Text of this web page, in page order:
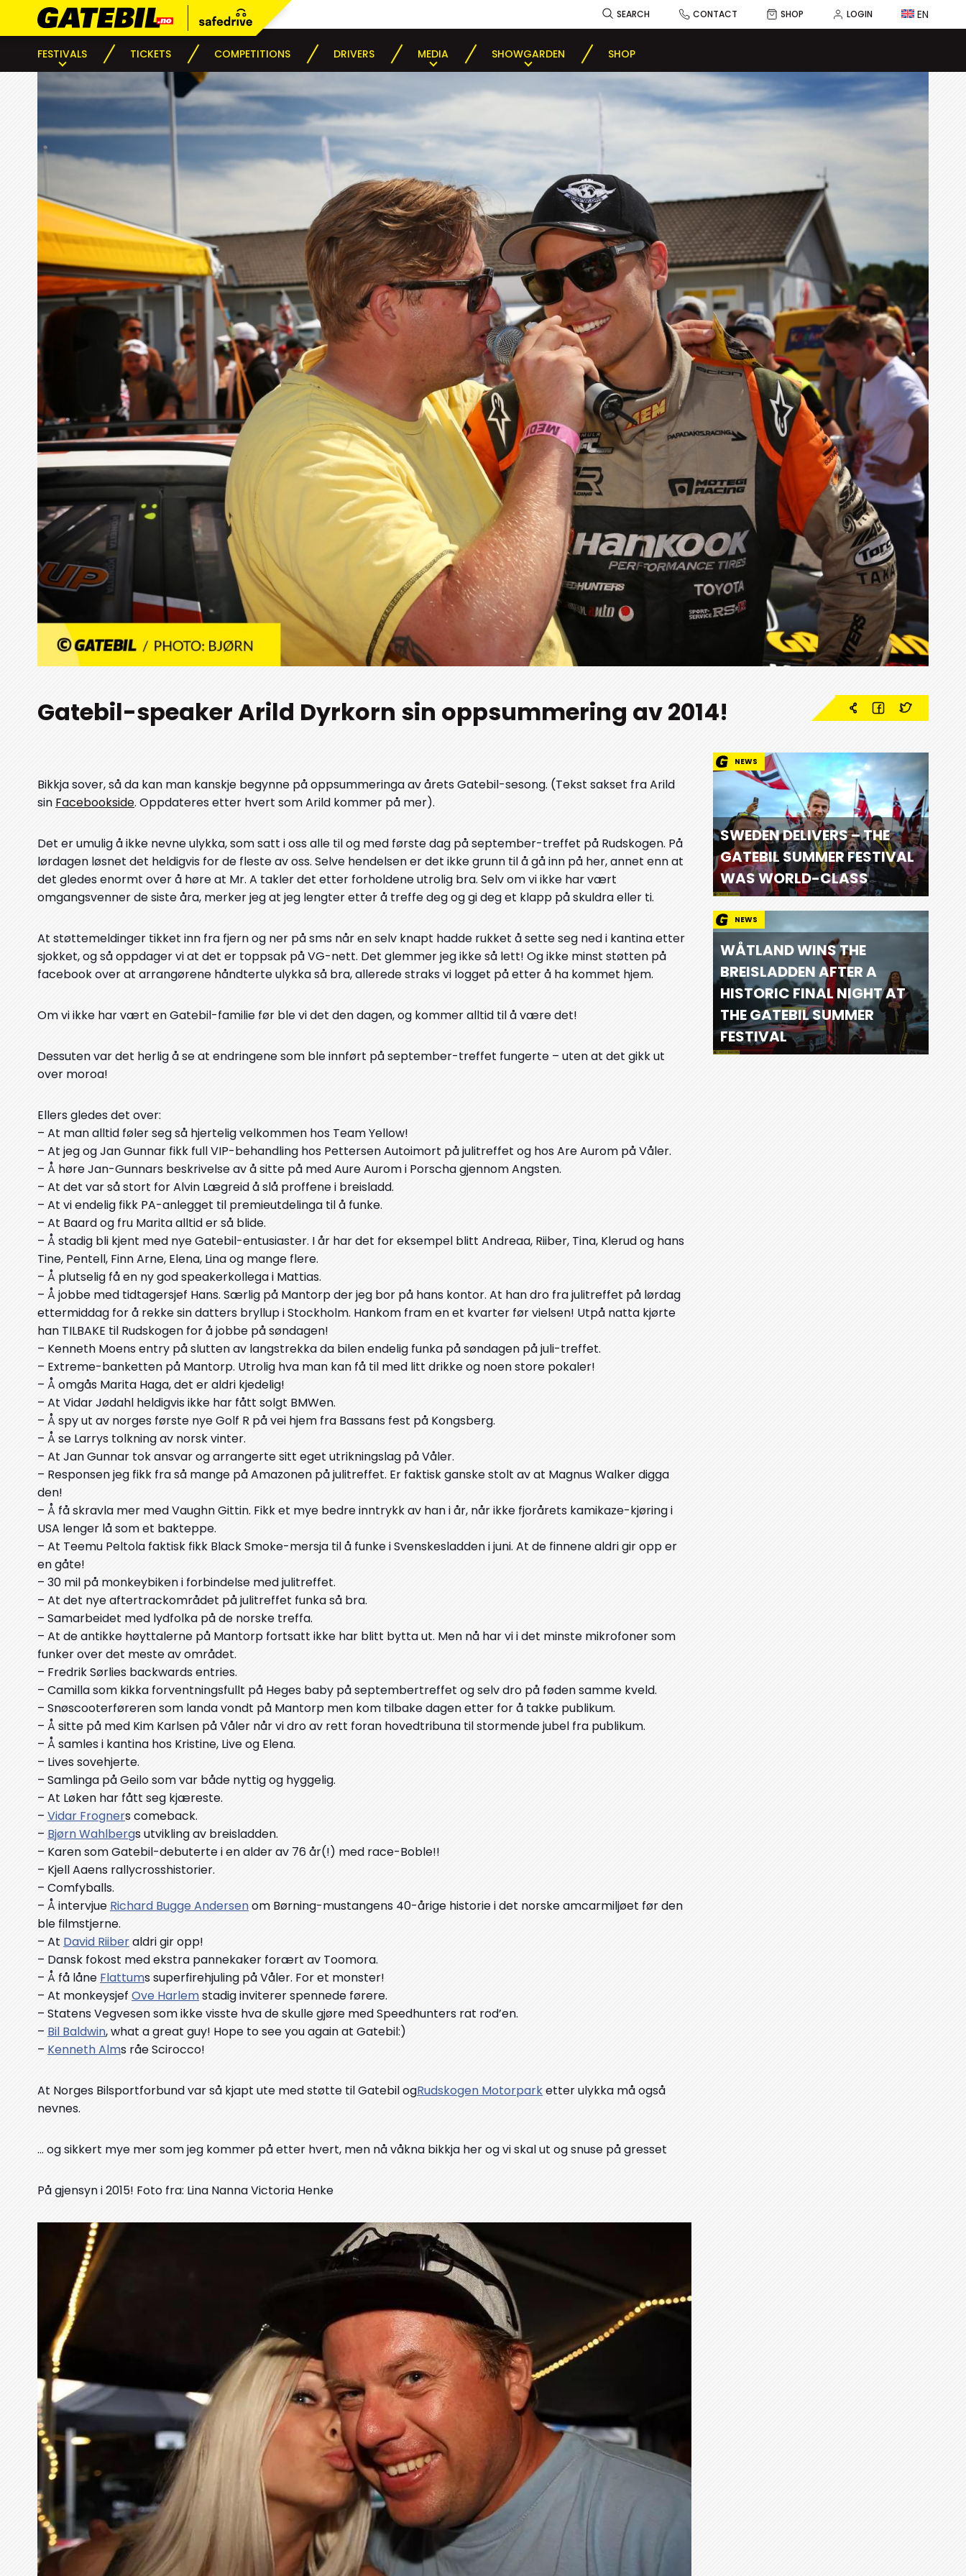
FESTIVALS TICKETS COMPETITIONS DRIVERS MEDIA SHOWGARDEN SHOP
SEARCH CONTACT SHOP LOGIN EN
Gatebil-speaker Arild Dyrkorn sin oppsummering av 2014!
Bikkja sover, så da kan man kanskje begynne på oppsummeringa av årets Gatebil-sesong. (Tekst sakset fra Arild
sin Facebookside. Oppdateres etter hvert som Arild kommer på mer).
Det er umulig å ikke nevne ulykka, som satt i oss alle til og med første dag på september-treffet på Rudskogen. På
lørdagen løsnet det heldigvis for de fleste av oss. Selve hendelsen er det ikke grunn til å gå inn på her, annet enn at
det gledes enormt over å høre at Mr. A takler det etter forholdene utrolig bra. Selv om vi ikke har vært
omgangsvenner de siste åra, merker jeg at jeg lengter etter å treffe deg og gi deg et klapp på skuldra eller ti.
At støttemeldinger tikket inn fra fjern og ner på sms når en selv knapt hadde rukket å sette seg ned i kantina etter
sjokket, og så oppdager vi at det er toppsak på VG-nett. Det glemmer jeg ikke så lett! Og ikke minst støtten på
facebook over at arrangørene håndterte ulykka så bra, allerede straks vi logget på etter å ha kommet hjem.
Om vi ikke har vært en Gatebil-familie før ble vi det den dagen, og kommer alltid til å være det!
Dessuten var det herlig å se at endringene som ble innført på september-treffet fungerte – uten at det gikk ut
over moroa!
Ellers gledes det over:
– At man alltid føler seg så hjertelig velkommen hos Team Yellow!
– At jeg og Jan Gunnar fikk full VIP-behandling hos Pettersen Autoimort på julitreffet og hos Are Aurom på Våler.
– Å høre Jan-Gunnars beskrivelse av å sitte på med Aure Aurom i Porscha gjennom Angsten.
– At det var så stort for Alvin Lægreid å slå proffene i breisladd.
– At vi endelig fikk PA-anlegget til premieutdelinga til å funke.
– At Baard og fru Marita alltid er så blide.
– Å stadig bli kjent med nye Gatebil-entusiaster. I år har det for eksempel blitt Andreaa, Riiber, Tina, Klerud og hans
Tine, Pentell, Finn Arne, Elena, Lina og mange flere.
– Å plutselig få en ny god speakerkollega i Mattias.
– Å jobbe med tidtagersjef Hans. Særlig på Mantorp der jeg bor på hans kontor. At han dro fra julitreffet på lørdag
ettermiddag for å rekke sin datters bryllup i Stockholm. Hankom fram en et kvarter før vielsen! Utpå natta kjørte
han TILBAKE til Rudskogen for å jobbe på søndagen!
– Kenneth Moens entry på slutten av langstrekka da bilen endelig funka på søndagen på juli-treffet.
– Extreme-banketten på Mantorp. Utrolig hva man kan få til med litt drikke og noen store pokaler!
– Å omgås Marita Haga, det er aldri kjedelig!
– At Vidar Jødahl heldigvis ikke har fått solgt BMWen.
– Å spy ut av norges første nye Golf R på vei hjem fra Bassans fest på Kongsberg.
– Å se Larrys tolkning av norsk vinter.
– At Jan Gunnar tok ansvar og arrangerte sitt eget utrikningslag på Våler.
– Responsen jeg fikk fra så mange på Amazonen på julitreffet. Er faktisk ganske stolt av at Magnus Walker digga
den!
– Å få skravla mer med Vaughn Gittin. Fikk et mye bedre inntrykk av han i år, når ikke fjorårets kamikaze-kjøring i
USA lenger lå som et bakteppe.
– At Teemu Peltola faktisk fikk Black Smoke-mersja til å funke i Svenskesladden i juni. At de finnene aldri gir opp er
en gåte!
– 30 mil på monkeybiken i forbindelse med julitreffet.
– At det nye aftertrackområdet på julitreffet funka så bra.
– Samarbeidet med lydfolka på de norske treffa.
– At de antikke høyttalerne på Mantorp fortsatt ikke har blitt bytta ut. Men nå har vi i det minste mikrofoner som
funker over det meste av området.
– Fredrik Sørlies backwards entries.
– Camilla som kikka forventningsfullt på Heges baby på septembertreffet og selv dro på føden samme kveld.
– Snøscooterføreren som landa vondt på Mantorp men kom tilbake dagen etter for å takke publikum.
– Å sitte på med Kim Karlsen på Våler når vi dro av rett foran hovedtribuna til stormende jubel fra publikum.
– Å samles i kantina hos Kristine, Live og Elena.
– Lives sovehjerte.
– Samlinga på Geilo som var både nyttig og hyggelig.
– At Løken har fått seg kjæreste.
– Vidar Frogners comeback.
– Bjørn Wahlbergs utvikling av breisladden.
– Karen som Gatebil-debuterte i en alder av 76 år(!) med race-Boble!!
– Kjell Aaens rallycrosshistorier.
– Comfyballs.
– Å intervjue Richard Bugge Andersenom Børning-mustangens 40-årige historie i det norske amcarmiljøet før den
ble filmstjerne.
– At David Riiberaldri gir opp!
– Dansk fokost med ekstra pannekaker forært av Toomora.
– Å få låne Flattums superfirehjuling på Våler. For et monster!
– At monkeysjef Ove Harlemstadig inviterer spennede førere.
– Statens Vegvesen som ikke visste hva de skulle gjøre med Speedhunters rat rod’en.
– Bil Baldwin, what a great guy! Hope to see you again at Gatebil:)
– Kenneth Alms råe Scirocco!
At Norges Bilsportforbund var så kjapt ute med støtte til Gatebil ogRudskogen Motorparketter ulykka må også
nevnes.
… og sikkert mye mer som jeg kommer på etter hvert, men nå våkna bikkja her og vi skal ut og snuse på gresset
På gjensyn i 2015! Foto fra: Lina Nanna Victoria Henke
NEWS
SWEDEN DELIVERS – THE
GATEBIL SUMMER FESTIVAL
WAS WORLD-CLASS
NEWS
WÅTLAND WINS THE
BREISLADDEN AFTER A
HISTORIC FINAL NIGHT AT
THE GATEBIL SUMMER
FESTIVAL